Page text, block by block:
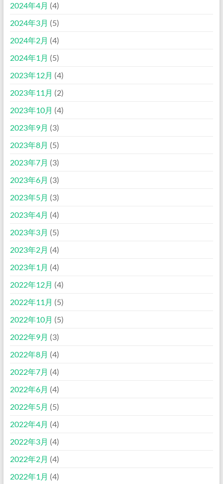
2024年4月 (4)
2024年3月 (5)
2024年2月 (4)
2024年1月 (5)
2023年12月 (4)
2023年11月 (2)
2023年10月 (4)
2023年9月 (3)
2023年8月 (5)
2023年7月 (3)
2023年6月 (3)
2023年5月 (3)
2023年4月 (4)
2023年3月 (5)
2023年2月 (4)
2023年1月 (4)
2022年12月 (4)
2022年11月 (5)
2022年10月 (5)
2022年9月 (3)
2022年8月 (4)
2022年7月 (4)
2022年6月 (4)
2022年5月 (5)
2022年4月 (4)
2022年3月 (4)
2022年2月 (4)
2022年1月 (4)